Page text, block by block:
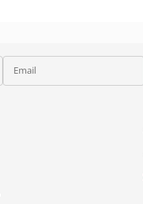
Email